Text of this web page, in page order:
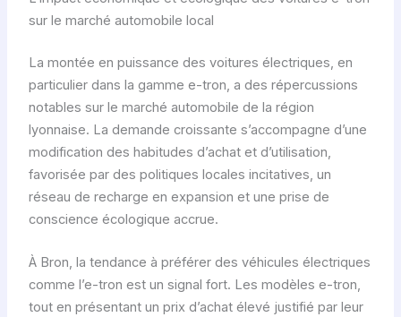
sur le marché automobile local
La montée en puissance des voitures électriques, en
particulier dans la gamme e-tron, a des répercussions
notables sur le marché automobile de la région
lyonnaise. La demande croissante s’accompagne d’une
modification des habitudes d’achat et d’utilisation,
favorisée par des politiques locales incitatives, un
réseau de recharge en expansion et une prise de
conscience écologique accrue.
À Bron, la tendance à préférer des véhicules électriques
comme l’e-tron est un signal fort. Les modèles e-tron,
tout en présentant un prix d’achat élevé justifié par leur